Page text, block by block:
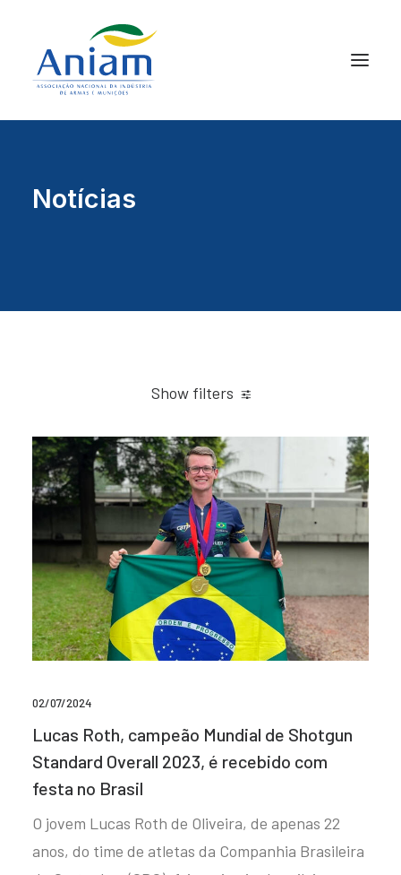
Notícias
Show filters
02/07/2024
Lucas Roth, campeão Mundial de Shotgun
Standard Overall 2023, é recebido com
festa no Brasil
O jovem Lucas Roth de Oliveira, de apenas 22
anos, do time de atletas da Companhia Brasileira